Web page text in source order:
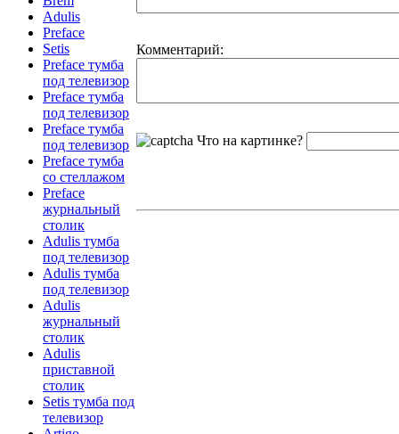
Adulis
Preface
Setis
Preface тумба
под телевизор
Preface тумба
под телевизор
Preface тумба
под телевизор
Preface тумба
со стеллажом
Preface
журнальный
столик
Adulis тумба
под телевизор
Adulis тумба
под телевизор
Adulis
журнальный
столик
Adulis
приставной
столик
Setis тумба под
телевизор
Комментарий:
Что на картинке?